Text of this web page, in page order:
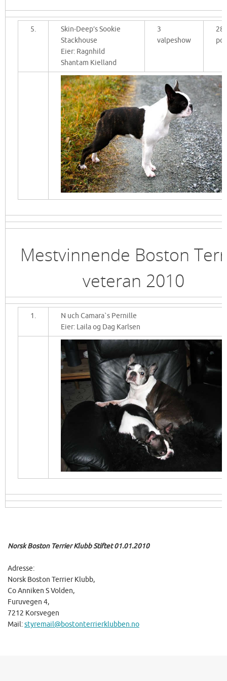
5.
Skin-Deep’s Sookie
Stackhouse
Eier: Ragnhild
Shantam Kielland
3
valpeshow
28
Mestvinnende Boston
veteran 2010
1.
N uch Camara`s Pernille
Eier: Laila og Dag Karlsen
Norsk Boston Terrier Klubb Stiftet 01.01.2010
Adresse:
Norsk Boston Terrier Klubb,
Co Anniken S Volden,
Furuvegen 4,
7212 Korsvegen
Mail:styremail@bostonterrierklubben.no